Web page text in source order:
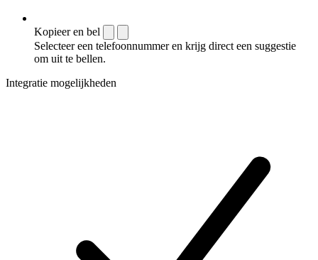
Kopieer en bel
Selecteer een telefoonnummer en krijg direct een suggestie
om uit te bellen.
Integratie mogelijkheden